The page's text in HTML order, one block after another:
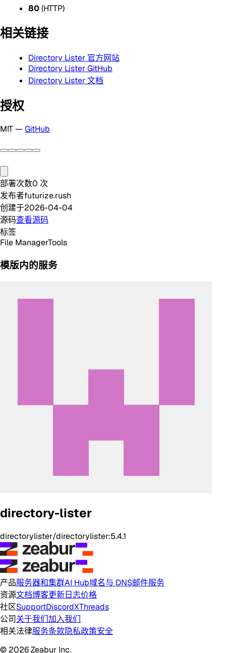
80(HTTP)
相关链接
Directory Lister 官方网站
Directory Lister GitHub
Directory Lister 文档
授权
MIT — GitHub
部署次数0 次
发布者futurize.rush
创建于2026-04-04
源码查看源码
标签
File ManagerTools
模版内的服务
directory-lister
directorylister/directorylister:5.4.1
产品服务器和集群AI Hub域名与 DNS邮件服务
资源文档博客更新日志价格
社区SupportDiscordXThreads
公司关于我们加入我们
相关法律服务条款隐私政策安全
© 2026 Zeabur Inc.